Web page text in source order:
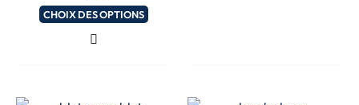
CHOIX DES OPTIONS
choisies